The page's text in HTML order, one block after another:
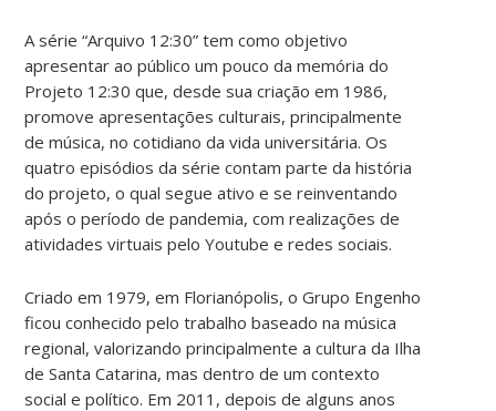
A série “Arquivo 12:30” tem como objetivo
apresentar ao público um pouco da memória do
Projeto 12:30 que, desde sua criação em 1986,
promove apresentações culturais, principalmente
de música, no cotidiano da vida universitária. Os
quatro episódios da série contam parte da história
do projeto, o qual segue ativo e se reinventando
após o período de pandemia, com realizações de
atividades virtuais pelo Youtube e redes sociais.
Criado em 1979, em Florianópolis, o Grupo Engenho
ficou conhecido pelo trabalho baseado na música
regional, valorizando principalmente a cultura da Ilha
de Santa Catarina, mas dentro de um contexto
social e político. Em 2011, depois de alguns anos